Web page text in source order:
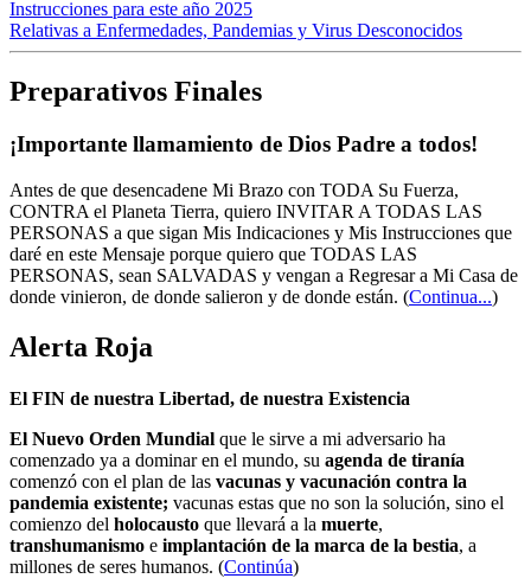
Instrucciones para este año 2025
Relativas a Enfermedades, Pandemias y Virus Desconocidos
Preparativos Finales
¡Importante llamamiento de Dios Padre a todos!
Antes de que desencadene Mi Brazo con TODA Su Fuerza,
CONTRA el Planeta Tierra, quiero INVITAR A TODAS LAS
PERSONAS a que sigan Mis Indicaciones y Mis Instrucciones que
daré en este Mensaje porque quiero que TODAS LAS
PERSONAS, sean SALVADAS y vengan a Regresar a Mi Casa de
donde vinieron, de donde salieron y de donde están. (Continua...)
Alerta Roja
El FIN de nuestra Libertad, de nuestra Existencia
El Nuevo Orden Mundial que le sirve a mi adversario ha
comenzado ya a dominar en el mundo, su agenda de tiranía
comenzó con el plan de las vacunas y vacunación contra la
pandemia existente; vacunas estas que no son la solución, sino el
comienzo del holocausto que llevará a la muerte,
transhumanismo e implantación de la marca de la bestia, a
millones de seres humanos. (Continúa)